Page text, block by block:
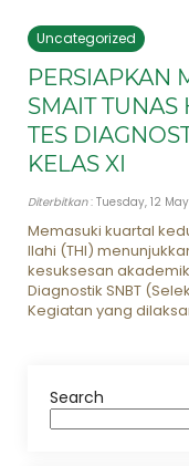
Uncategorized
PERSIAPKAN
SMAIT TUNAS
TES
KELAS XI
Diterbitkan: Tuesday, 12
Memasuki kuartal
Ilahi (THI)
kesuksesan
Diagnostik SNBT
Kegiatan yang
Search